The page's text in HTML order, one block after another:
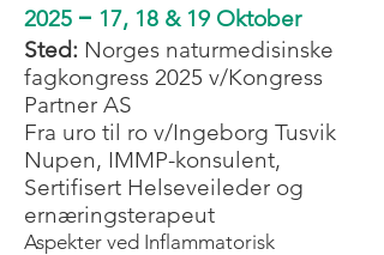
2025 – 17, 18 & 19 Oktober
Sted: Norges naturmedisinske
fagkongress 2025 v/Kongress
Partner AS
Fra uro til ro v/Ingeborg Tusvik
Nupen, IMMP-konsulent,
Sertifisert Helseveileder og
ernæringsterapeut
Aspekter ved Inflammatorisk